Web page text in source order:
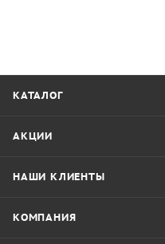
КАТАЛОГ
АКЦИИ
НАШИ КЛИЕНТЫ
КОМПАНИЯ